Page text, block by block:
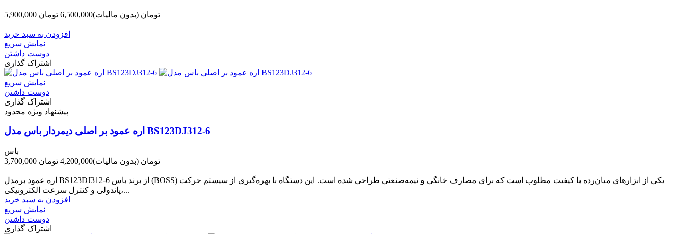
5,900,000 تومان (بدون مالیات)6,500,000 تومان
افزودن به سبد خرید
نمایش سریع
دوست داشتن
اشتراک گذاری
نمایش سریع
دوست داشتن
اشتراک گذاری
پیشنهاد ویژه محدود
اره عمود بر اصلی دیمردار باس مدل BS123DJ312-6
باس
3,700,000 تومان (بدون مالیات)4,200,000 تومان
اره عمود برمدل BS123DJ312-6 از برند باس (BOSS) یکی از ابزارهای میان‌رده با کیفیت مطلوب است که برای مصارف خانگی و نیمه‌صنعتی طراحی شده است. این دستگاه با بهره‌گیری از سیستم حرکت
پاندولی و کنترل سرعت الکترونیکی،...
افزودن به سبد خرید
نمایش سریع
دوست داشتن
اشتراک گذاری